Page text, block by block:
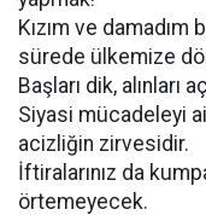
Kızım ve damadım
sürede ülkemize
Başları dik, alınları
Siyasi mücadeleyi
acizliğin zirvesidir.
İftiralarınız da
örtemeyecek.